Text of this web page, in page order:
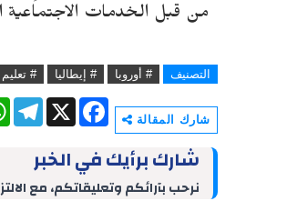
من قبل الخدمات الاجتماعية
التصنيف # أوروبا # إيطاليا # تعليم
شارك المقالة
h
p
T
e
g
a
X
F
a
b
o
شارك برأيك في الخبر
نرحب بآرائكم وتعليقاتكم، مع